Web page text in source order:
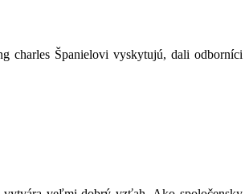
charles Španielovi vyskytujú, dali odborníci